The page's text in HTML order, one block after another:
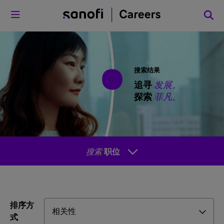
搜索结果
追寻 发展。
探索 菲凡。
搜索 职位
排序方
式